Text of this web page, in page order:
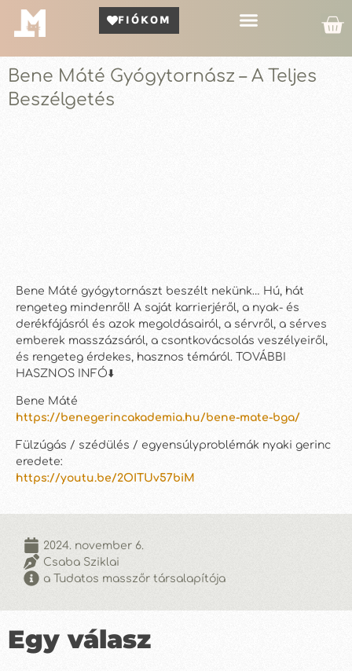
FIÓKOM
Bene Máté Gyógytornász – A Teljes
Beszélgetés
Bene Máté gyógytornászt beszélt nekünk… Hú, hát
rengeteg mindenről! A saját karrierjéről, a nyak- és
derékfájásról és azok megoldásairól, a sérvről, a sérves
emberek masszázsáról, a csontkovácsolás veszélyeiről,
és rengeteg érdekes, hasznos témáról. TOVÁBBI
HASZNOS INFÓ⬇️
Bene Máté
https://benegerincakademia.hu/bene-mate-bga/
Fülzúgás / szédülés / egyensúlyproblémák nyaki gerinc
eredete:
https://youtu.be/2OITUv57biM
2024. november 6.
Csaba Sziklai
a Tudatos masszőr társalapítója
Egy válasz